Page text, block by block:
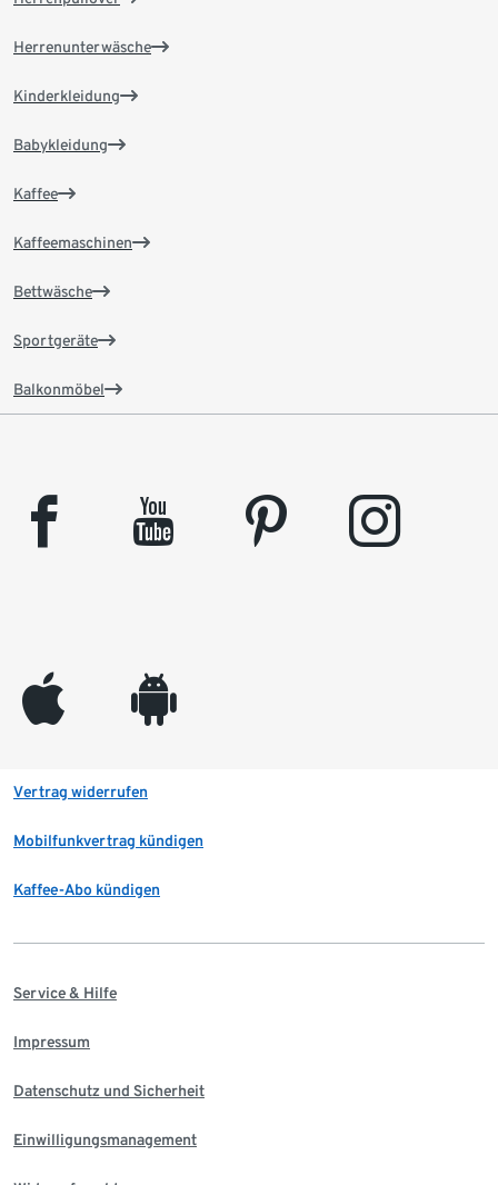
Herrenunterwäsche
Kinderkleidung
Babykleidung
Kaffee
Kaffeemaschinen
Bettwäsche
Sportgeräte
Balkonmöbel
facebook youtube pinterest instagram
appleinc android
Vertrag widerrufen
Mobilfunkvertrag kündigen
Kaffee-Abo kündigen
Service & Hilfe
Impressum
Datenschutz und Sicherheit
Einwilligungsmanagement